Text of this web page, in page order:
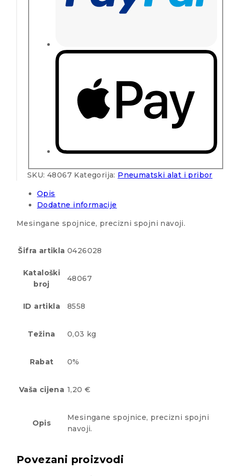
SKU: 48067 Kategorija: Pneumatski alat i pribor
Opis
Dodatne informacije
Mesingane spojnice, precizni spojni navoji.
Šifra artikla 0426028
Kataloški
broj
48067
ID artikla 8558
Težina 0,03 kg
Rabat 0%
Vaša cijena 1,20 €
Opis
Mesingane spojnice, precizni spojni
navoji.
Povezani proizvodi